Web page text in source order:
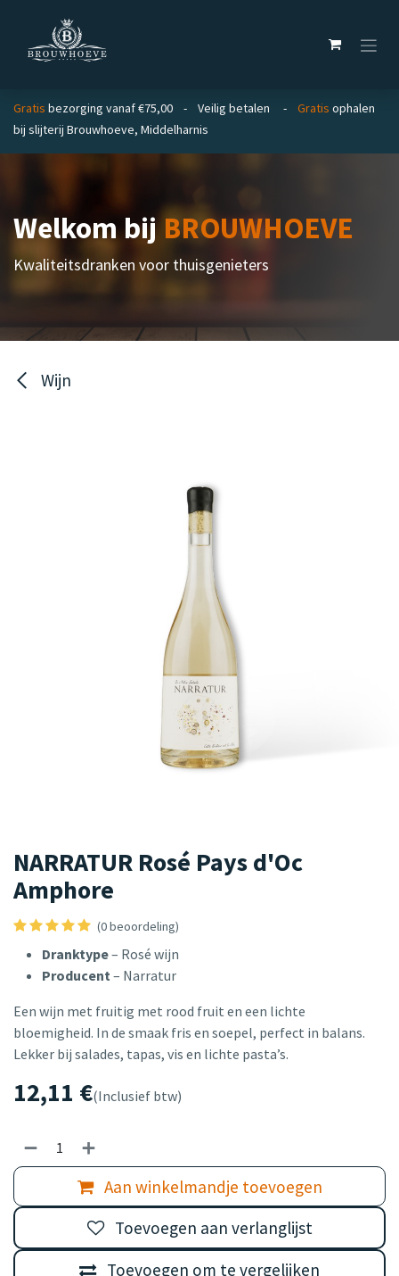
Gratis bezorging vanaf €75,00 - Veilig betalen - Gratis ophalen
bij slijterij Brouwhoeve, Middelharnis
Welkom bijBROUWHOEVE
Kwaliteitsdranken voor thuisgenieters
Wijn
NARRATUR Rosé Pays d'Oc
Amphore
(0 beoordeling)
Dranktype– Rosé wijn
Producent– Narratur
Een wijn met fruitig met rood fruit en een lichte
bloemigheid. In de smaak fris en soepel, perfect in balans.
Lekker bij salades, tapas, vis en lichte pasta’s.
12,11 €(Inclusief btw)
Aan winkelmandje toevoegen
Toevoegen om te vergelijken
Toevoegen aan verlanglijst